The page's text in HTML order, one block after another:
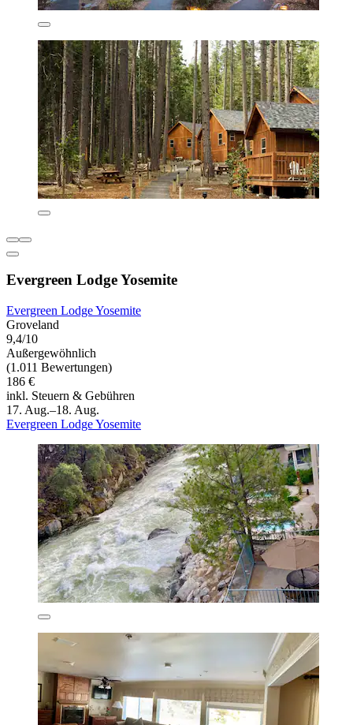
Evergreen Lodge Yosemite
Evergreen Lodge Yosemite
Groveland
9,4/10
Außergewöhnlich
(1.011 Bewertungen)
186 €
inkl. Steuern & Gebühren
17. Aug.–18. Aug.
Evergreen Lodge Yosemite